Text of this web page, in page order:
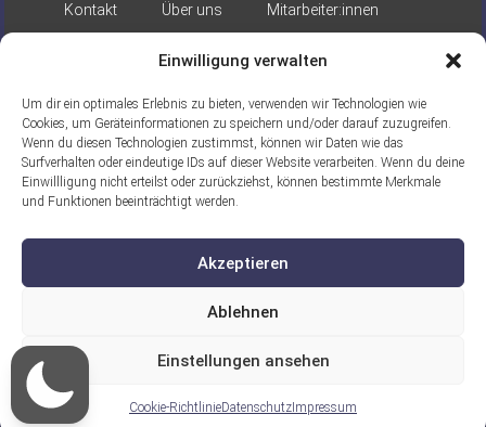
Einwilligung verwalten
Um dir ein optimales Erlebnis zu bieten, verwenden wir Technologien wie
Cookies, um Geräteinformationen zu speichern und/oder darauf zuzugreifen.
Wenn du diesen Technologien zustimmst, können wir Daten wie das
Surfverhalten oder eindeutige IDs auf dieser Website verarbeiten. Wenn du deine
Einwillligung nicht erteilst oder zurückziehst, können bestimmte Merkmale
und Funktionen beeinträchtigt werden.
Akzeptieren
Ablehnen
Einstellungen ansehen
Cookie-RichtlinieDatenschutz Impressum
Kontakt Über uns
Mitarbeiter:innen
Gefördert durch:
Ein Projekt der ASB Seelische Gesundheit
gGmbH